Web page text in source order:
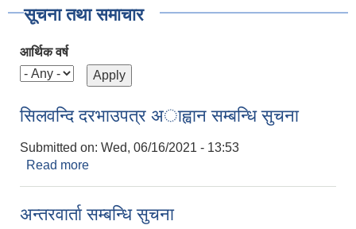
सूचना तथा समाचार
आर्थिक वर्ष
सिलवन्दि दरभाउपत्र अाह्वान सम्बन्धि सुचना
Submitted on: Wed, 06/16/2021 - 13:53
Read more
अन्तरवार्ता सम्बन्धि सुचना